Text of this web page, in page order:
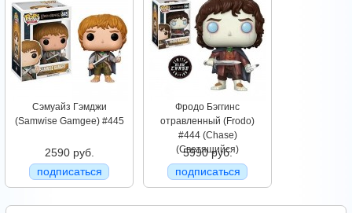
Сэмуайз Гэмджи
(Samwise Gamgee) #445
2590 руб.
подписаться
Фродо Бэггинс
отравленный (Frodo)
#444 (Chase)
(Светящийся)
5990 руб.
подписаться